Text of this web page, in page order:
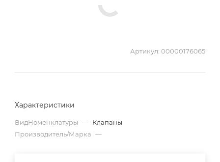
Артикул: 00000176065
Характеристики
ВидНоменклатуры — Клапаны
Производитель/Марка —